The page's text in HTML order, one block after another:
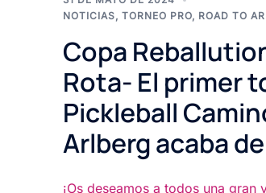
NOTICIAS, TORNEO PRO, ROAD TO
Copa
Rota- El primer
Pickleball
Arlberg acaba
¡Os deseamos a todos una gran